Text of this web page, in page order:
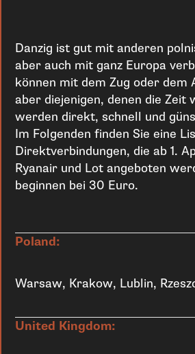
Danzig ist gut mit anderen
aber auch mit ganz Europa
können mit dem Zug oder dem
aber diejenigen, denen die Zeit
werden direkt, schnell und
Im Folgenden finden Sie eine
Direktverbindungen, die ab 1.
Ryanair und Lot angeboten
beginnen bei 30 Euro.
Poland:
Warsaw, Krakow, Lublin,
United Kingdom: